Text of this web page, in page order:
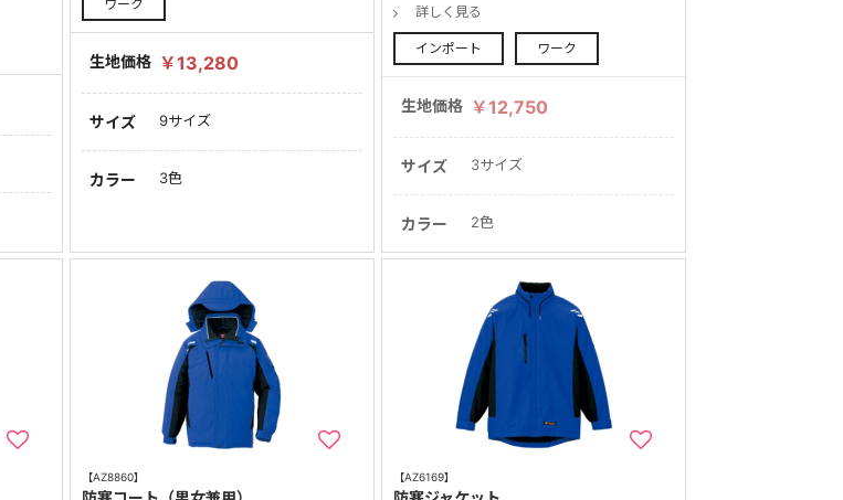
ワーク
生地価格 ￥13,280
サイズ 9サイズ
カラー 3色
詳しく見る
インポート ワーク
生地価格 ￥12,750
サイズ 3サイズ
カラー 2色
【AZ8860】 【AZ6169】